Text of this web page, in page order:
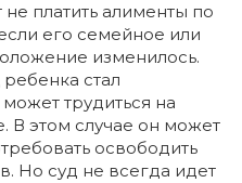
платить алименты по
его семейное или
изменилось.
стал
трудиться на
В этом случае он может
освободить
Но суд не всегда идет